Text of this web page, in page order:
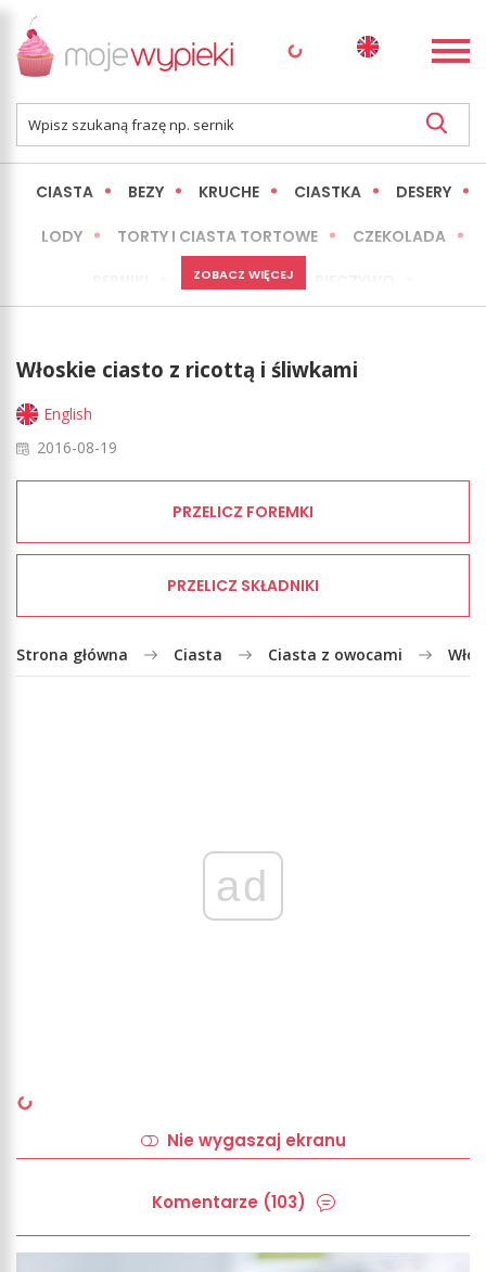
CIASTA BEZY KRUCHE CIASTKA DESERY
LODY TORTY I CIASTA TORTOWE CZEKOLADA
MINI WYPIEKI
LŻEJSZE / ZDROWSZE INNE
ZOBACZ WIĘCEJ
Włoskie ciasto z ricottą i śliwkami
English
2016-08-19
PRZELICZ FOREMKI
PRZELICZ SKŁADNIKI
Strona główna Ciasta Ciasta z owocami
ad
Nie wygaszaj ekranu
Komentarze (103)